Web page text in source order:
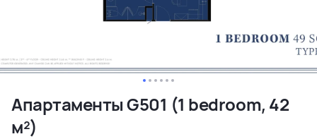
Апартаменты G501 (1 bedroom, 42
м²)